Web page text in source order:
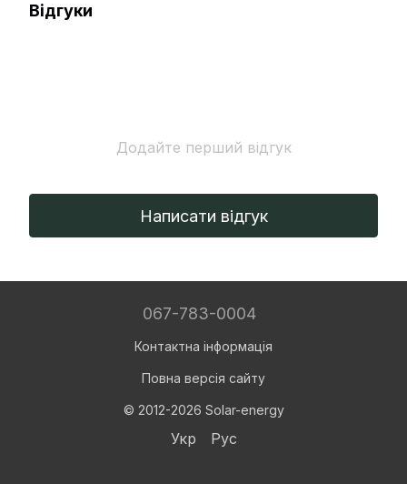
Відгуки
Додайте перший відгук
Написати відгук
067-783-0004
Контактна інформація
Повна версія сайту
© 2012-2026 Solar-energy
Укр Рус